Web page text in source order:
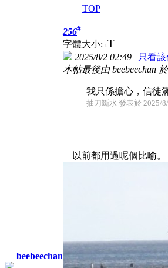
TOP
beebeechan
256#
字體大小: tT
2025/8/2 02:49 | 只看
本帖最後由 beebeechan
我只係擔心，信徒
抽刀斷水 發表於 2025/
以前都用過呢個比喻。